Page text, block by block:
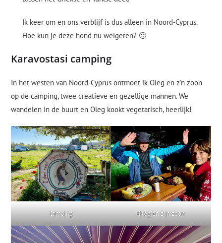
Ik keer om en ons verblijf is dus alleen in Noord-Cyprus.
Hoe kun je deze hond nu weigeren? 🙂
Karavostasi camping
In het westen van Noord-Cyprus ontmoet ik Oleg en z’n zoon
op de camping, twee creatieve en gezellige mannen. We
wandelen in de buurt en Oleg kookt vegetarisch, heerlijk!
Camping Oleg en zijn zoon